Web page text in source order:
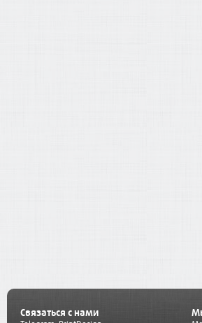
Связаться с нами